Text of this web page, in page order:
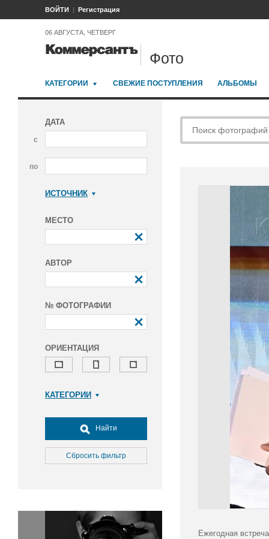
ВОЙТИ Регистрация
06 АВГУСТА, ЧЕТВЕРГ
Фото
КАТЕГОРИИ СВЕЖИЕ ПОСТУПЛЕНИЯ АЛЬБОМЫ
ДАТА
с
по
ИСТОЧНИК
МЕСТО
АВТОР
№ ФОТОГРАФИИ
ОРИЕНТАЦИЯ
КАТЕГОРИИ
Досуг, туризм и отдых
Культура
Медицина
Окружающая среда
Политика
Найти
Сбросить фильтр
Ежегодная